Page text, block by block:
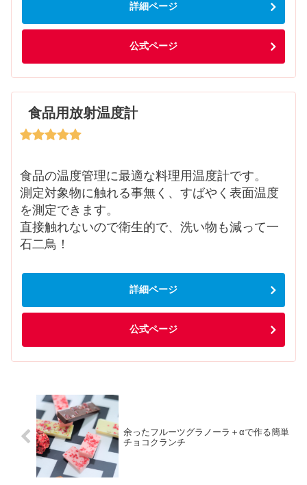
詳細ページ
公式ページ
食品用放射温度計
食品の温度管理に最適な料理用温度計です。
測定対象物に触れる事無く、すばやく表面温度
を測定できます。
直接触れないので衛生的で、洗い物も減って一
石二鳥！
詳細ページ
公式ページ
余ったフルーツグラノーラ＋αで作る簡単
チョコクランチ